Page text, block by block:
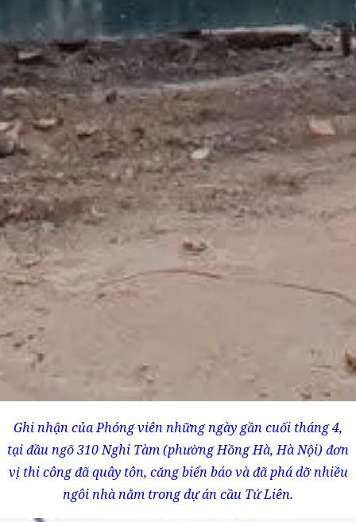
Ghi nhận của Phóng viên những ngày gần cuối tháng 4,
tại đầu ngõ 310 Nghi Tàm (phường Hồng Hà, Hà Nội) đơn
vị thi công đã quây tôn, căng biển báo và đã phá dỡ nhiều
ngôi nhà nằm trong dự án cầu Tứ Liên.